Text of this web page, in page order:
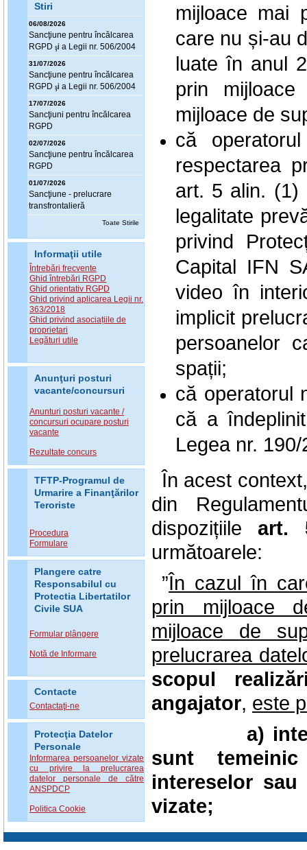
Stiri
06/08/2026
Sancţiune pentru încălcarea
RGPD şi a Legii nr. 506/2004
31/07/2026
Sancţiune pentru încălcarea
RGPD şi a Legii nr. 506/2004
17/07/2026
Sancţiuni pentru încălcarea
RGPD
02/07/2026
Sancţiune pentru încălcarea
RGPD
01/07/2026
Sancţiune - prelucrare
transfrontalieră
Toate Stirile
Informaţii utile
Întrebări frecvente
Ghid întrebări RGPD
Ghid orientativ RGPD
Ghid privind aplicarea Legii nr.
363/2018
Ghid privind asociațiile de
proprietari
Legături utile
Anunţuri posturi
vacante/concursuri
Anunturi posturi vacante /
concursuri ocupare posturi
vacante
Rezultate concurs
TFTP-Programul de
Urmarire a Finanţărilor
Teroriste
Procedura
Formulare
Plangere catre
Responsabilul cu
Protectia Libertatilor
Civile SUA
Formular plângere
Notă de Informare
Contacte
Contactaţi-ne
Protecţia Datelor
Personale
Informarea persoanelor vizate
cu privire la prelucrarea
datelor personale de către
ANSPDCP
Politica Cookie
mijloace mai
care nu și-au
luate în anul
prin
mijloace de
că
respectarea
art. 5 alin.
legalitate
privind
Capital IFN
video în
implicit
persoanelor
spații;
că operatorul
că a
Legea nr.
În acest
din
dispozițiileart.
următoarele:
”În cazul în
prin mijloace
mijloace de
prelucrarea
scopul
angajator, este
a)
sunt
intereselor
vizate;
b)